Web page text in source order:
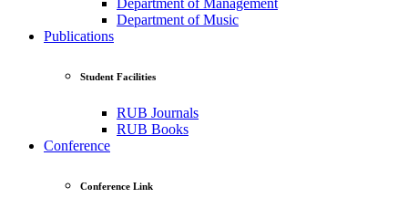
Department of Music
Publications
Student Facilities
RUB Journals
RUB Books
Conference
Conference Link